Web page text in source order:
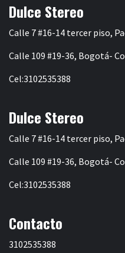
Dulce Stereo
Calle 7 #16-14 tercer piso,
Calle 109 #19-36, Bogotá-
Cel:3102535388
Dulce Stereo
Calle 7 #16-14 tercer piso,
Calle 109 #19-36, Bogotá-
Cel:3102535388
Contacto
3102535388